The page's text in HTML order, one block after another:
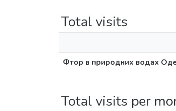
Total visits
Фтор в природних водах
Total visits per